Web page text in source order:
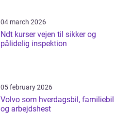
04 march 2026
Ndt kurser vejen til sikker og
pålidelig inspektion
05 february 2026
Volvo som hverdagsbil, familiebil
og arbejdshest